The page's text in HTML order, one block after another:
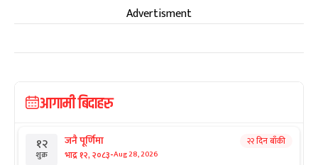
Advertisment
आगामी बिदाहरु
१२
शुक्र
जनै पूर्णिमा
भाद्र १२, २०८३-Aug 28, 2026
२२ दिन बाँकी